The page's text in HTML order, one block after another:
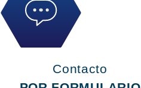
Contacto